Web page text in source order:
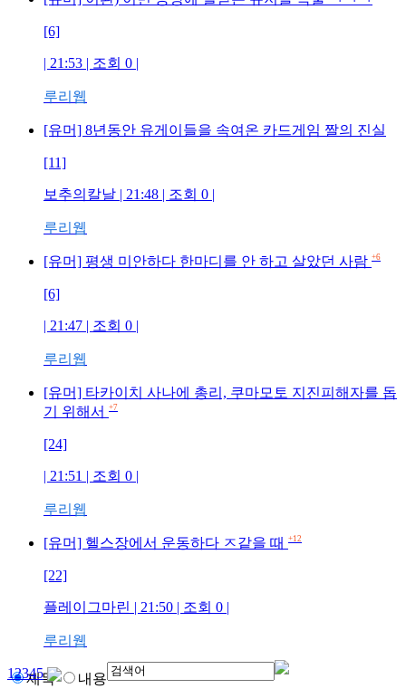
[6]
| 21:53 | 조회 0 |
루리웹
[유머] 8년동안 유게이들을 속여온 카드게임 짤의 진실
[11]
보추의칼날 | 21:48 | 조회 0 |
루리웹
[유머] 평생 미안하다 한마디를 안 하고 살았던 사람 +6
[6]
| 21:47 | 조회 0 |
루리웹
[유머] 타카이치 사나에 총리, 쿠마모토 지진피해자를 돕
기 위해서
+7
[24]
| 21:51 | 조회 0 |
루리웹
[유머] 헬스장에서 운동하다 ㅈ같을 때 +12
[22]
플레이그마린 | 21:50 | 조회 0 |
루리웹
12345
제목 내용